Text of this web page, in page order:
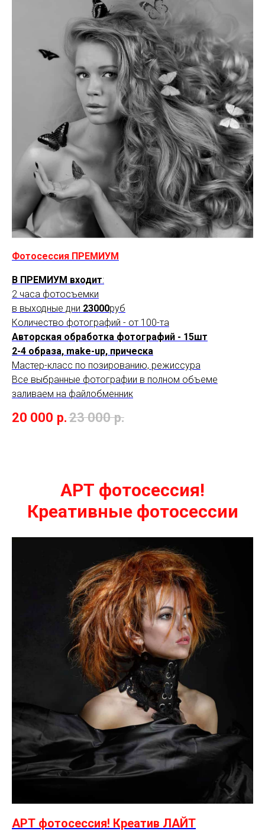
Фотосессия ПРЕМИУМ
В ПРЕМИУМ входит:
2 часа фотосъемки
в выходные дни 23000руб
Количество фотографий - от 100-та
Авторская обработка фотографий - 15шт
2-4 образа, make-up, прическа
Мастер-класс по позированию, режиссура
Все выбранные фотографии в полном объеме
заливаем на файлобменник
20 000 р. 23 000 р.
АРТ фотосессия!
Креативные фотосессии
АРТ фотосессия! Креатив ЛАЙТ